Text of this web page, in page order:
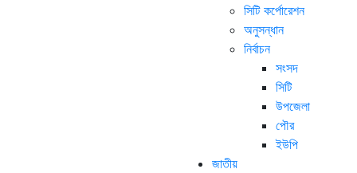
সিটি কর্পোরেশন
অনুসন্ধান
নির্বাচন
সংসদ
সিটি
উপজেলা
পৌর
ইউপি
জাতীয়